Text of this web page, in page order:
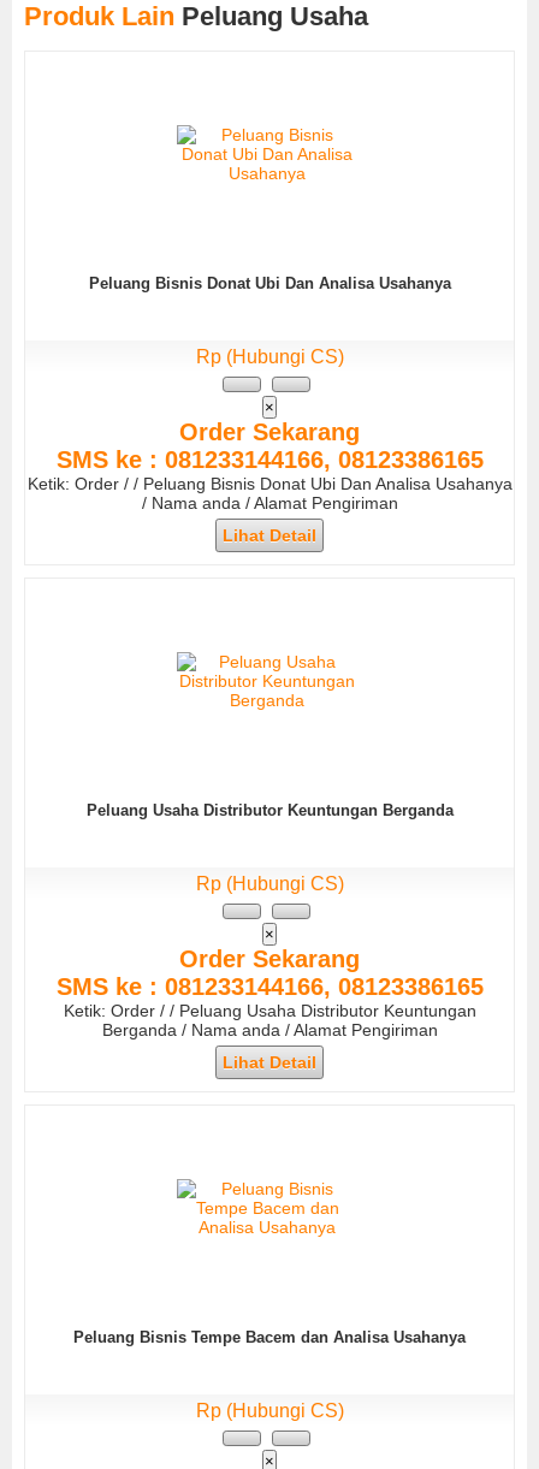
Produk Lain Peluang Usaha
Peluang Bisnis Donat Ubi Dan Analisa Usahanya
Rp (Hubungi CS)
×
Order Sekarang
SMS ke : 081233144166, 08123386165
Ketik: Order / / Peluang Bisnis Donat Ubi Dan Analisa Usahanya
/ Nama anda / Alamat Pengiriman
Lihat Detail
Peluang Usaha Distributor Keuntungan Berganda
Rp (Hubungi CS)
×
Order Sekarang
SMS ke : 081233144166, 08123386165
Ketik: Order / / Peluang Usaha Distributor Keuntungan
Berganda / Nama anda / Alamat Pengiriman
Lihat Detail
Peluang Bisnis Tempe Bacem dan Analisa Usahanya
Rp (Hubungi CS)
×